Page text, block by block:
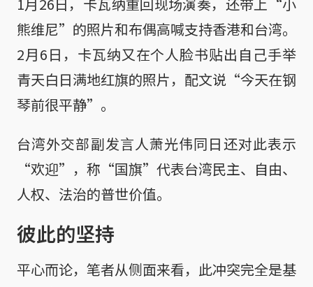
熊维尼”的照片和布偶高喊支持香港和台湾。
2月6日，卡瓦纳又在个人脸书贴出自己手举
青天白日满地红旗的照片，配文说“今天在钢
琴前很平静”。
台湾外交部副发言人萧光伟同日还对此表示
“欢迎”，称“国旗”代表台湾民主、自由、
人权、法治的普世价值。
彼此的坚持
平心而论，笔者从侧面来看，此冲突完全是基